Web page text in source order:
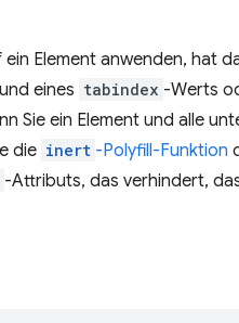
ein Element anwenden, hat
eines tabindex -Werts
Sie ein Element und alle
die inert -Polyfill-Funktion
-Attributs, das verhindert,